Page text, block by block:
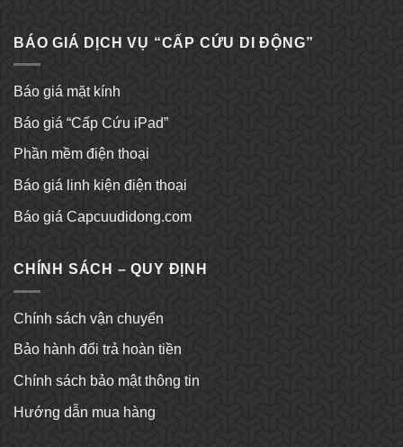
BÁO GIÁ DỊCH VỤ “CẤP CỨU DI ĐỘNG”
Báo giá mặt kính
Báo giá “Cấp Cứu iPad”
Phần mềm điện thoại
Báo giá linh kiện điện thoại
Báo giá Capcuudidong.com
CHÍNH SÁCH – QUY ĐỊNH
Chính sách vận chuyển
Bảo hành đổi trả hoàn tiền
Chính sách bảo mật thông tin
Hướng dẫn mua hàng